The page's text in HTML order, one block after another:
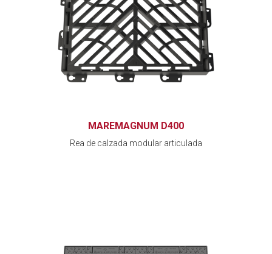
MAREMAGNUM D400
Rea de calzada modular articulada